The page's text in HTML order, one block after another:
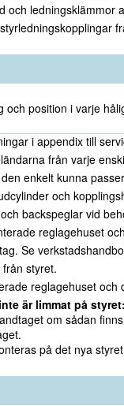
och ledningsklämmor
och position i varje
i appendix till
från varje
enkelt kunna
och
backspeglar vid
reglagehuset
Se
styret.
reglagehuset och
är limmat på styret:
om sådan
på det nya